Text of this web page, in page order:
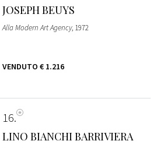
JOSEPH BEUYS
Alla Modern Art Agency, 1972
VENDUTO € 1.216
16
LINO BIANCHI BARRIVIERA